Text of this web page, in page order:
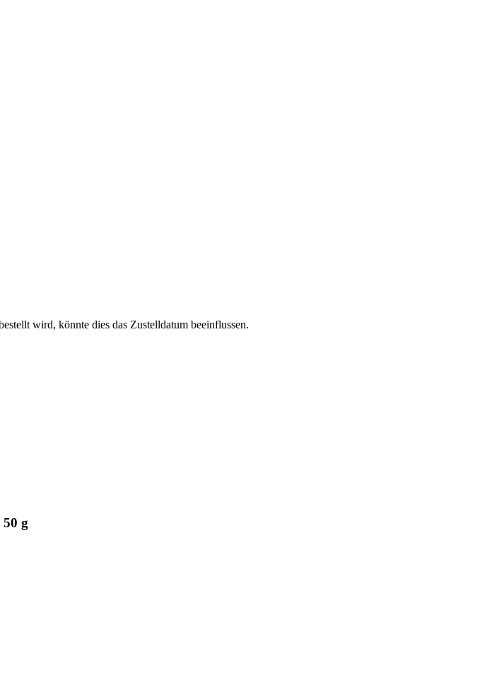
wird, könnte dies das Zustelldatum beeinflussen.
g